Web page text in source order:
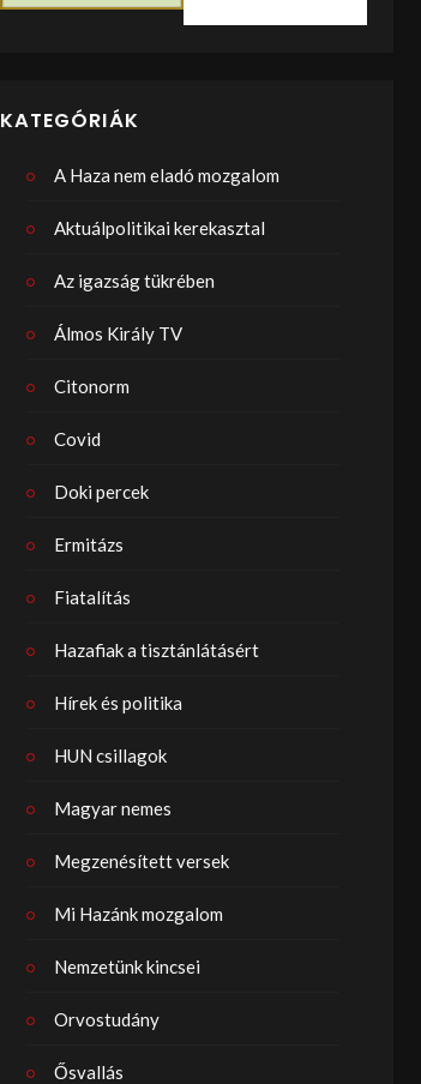
KATEGÓRIÁK
A Haza nem eladó mozgalom
Aktuálpolitikai kerekasztal
Az igazság tükrében
Álmos Király TV
Citonorm
Covid
Doki percek
Ermitázs
Fiatalítás
Hazafiak a tisztánlátásért
Hírek és politika
HUN csillagok
Magyar nemes
Megzenésített versek
Mi Hazánk mozgalom
Nemzetünk kincsei
Orvostudány
Ősvallás